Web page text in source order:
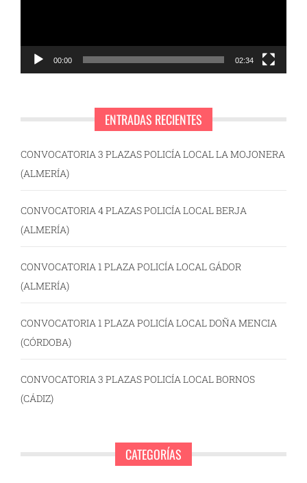
00:00 02:34
ENTRADAS RECIENTES
CONVOCATORIA 3 PLAZAS POLICÍA LOCAL LA MOJONERA
(ALMERÍA)
CONVOCATORIA 4 PLAZAS POLICÍA LOCAL BERJA
(ALMERÍA)
CONVOCATORIA 1 PLAZA POLICÍA LOCAL GÁDOR
(ALMERÍA)
CONVOCATORIA 1 PLAZA POLICÍA LOCAL DOÑA MENCIA
(CÓRDOBA)
CONVOCATORIA 3 PLAZAS POLICÍA LOCAL BORNOS
(CÁDIZ)
CATEGORÍAS